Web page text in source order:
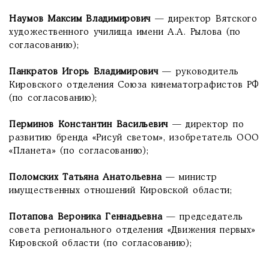
Наумов Максим Владимирович — директор Вятского
художественного училища имени А.А. Рылова (по
согласованию);
Панкратов Игорь Владимирович— руководитель
Кировского отделения Союза кинематографистов РФ
(по согласованию);
Перминов Константин Васильевич — директор по
развитию бренда «Рисуй светом», изобретатель ООО
«Планета» (по согласованию);
Поломских Татьяна Анатольевна — министр
имущественных отношений Кировской области;
Потапова Вероника Геннадьевна— председатель
совета регионального отделения «Движения первых»
Кировской области (по согласованию);